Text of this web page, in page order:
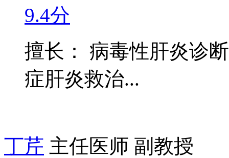
9.4分
擅长： 病毒性肝炎诊
症肝炎救治...
丁芹 主任医师 副教授